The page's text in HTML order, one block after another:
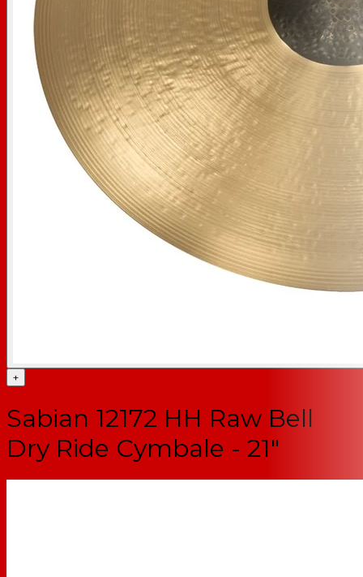
+
Sabian 12172 HH Raw Bell
Dry Ride Cymbale - 21"